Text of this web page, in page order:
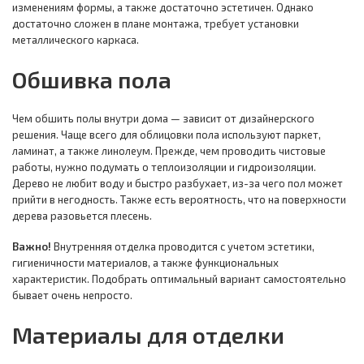
изменениям формы, а также достаточно эстетичен. Однако
достаточно сложен в плане монтажа, требует установки
металлического каркаса.
Обшивка пола
Чем обшить полы внутри дома — зависит от дизайнерского
решения. Чаще всего для облицовки пола используют паркет,
ламинат, а также линолеум. Прежде, чем проводить чистовые
работы, нужно подумать о теплоизоляции и гидроизоляции.
Дерево не любит воду и быстро разбухает, из-за чего пол может
прийти в негодность. Также есть вероятность, что на поверхности
дерева разовьется плесень.
Важно! Внутренняя отделка проводится с учетом эстетики,
гигиеничности материалов, а также функциональных
характеристик. Подобрать оптимальный вариант самостоятельно
бывает очень непросто.
Материалы для отделки